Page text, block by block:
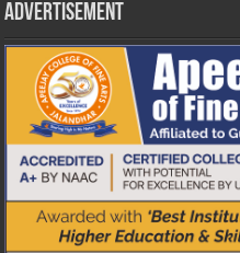
Advertisement